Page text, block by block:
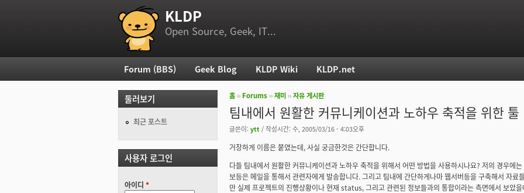
부 메뉴 KLDP
Open Source, Geek, IT...
현재 위치
홈 ›› Forums ››재미 ››자유 게시판
팀내에서 원활한 커뮤니케이션과 노하우 축적을 위한 툴
글쓴이: ytt / 작성시간: 수, 2005/03/16 - 4:03오후
거창하게 이름은 붙였는데, 사실 궁금한것은 간단합니다.
다들 팀내에서 원활한 커뮤니케이션과 노하우 축적을 위해서 어떤 방법을 사용하시나요? 저의 경우에
보등은 메일을 통해서 관련자에게 발송합니다. 그리고 팀내에 간단하게나마 웹서버등을 구축해서 자료
만 실제 프로젝트의 진행상황이나 현재 status, 그리고 관련된 정보들과의 통합이라는 측면에서 보았
주 메뉴
Forum (BBS) Geek Blog KLDP Wiki KLDP.net
둘러보기
최근 포스트
사용자 로그인
아이디 *